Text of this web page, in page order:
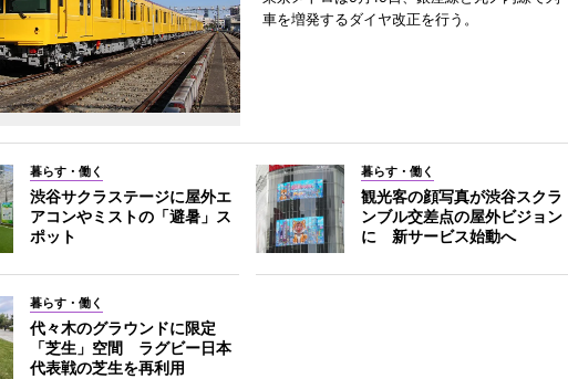
車を増発するダイヤ改正を行う。
暮らす・働く
渋谷サクラステージに屋外エ
アコンやミストの「避暑」ス
ポット
暮らす・働く
観光客の顔写真が渋谷スクラ
ンブル交差点の屋外ビジョン
に 新サービス始動へ
暮らす・働く
代々木のグラウンドに限定
「芝生」空間 ラグビー日本
代表戦の芝生を再利用